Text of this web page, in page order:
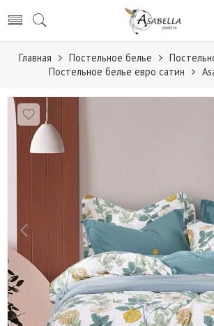
Главная Постельное белье
Постельное белье евро сатин